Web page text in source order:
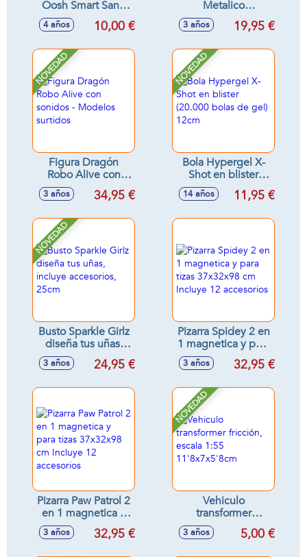
Oosh Smart Sand
1Kg
4 años 10,00 €
Metalico
59X44X106 Cm
3 años 19,95 €
NOVEDAD
Figura Dragón
Robo Alive con
sonidos - Modelos
surtidos
3 años 34,95 €
NOVEDAD
Bola Hypergel X-
Shot en blister
(20.000 bolas de
gel) 12cm
14 años 11,95 €
NOVEDAD
Busto Sparkle Girlz
diseña tus uñas,
incluye accesorios,
25cm
3 años 24,95 €
Pizarra Spidey 2 en
1 magnetica y para
tizas 37x32x98 cm
Incluye 12
3 años 32,95 €
Pizarra Paw Patrol 2
en 1 magnetica y
para tizas 37x32x98
cm Incluye 12
3 años 32,95 €
NOVEDAD
Vehiculo
transformer
fricción, escala 1:55
11'8x7x5'8cm
3 años 5,00 €